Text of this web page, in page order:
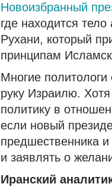
Новоизбранный
где находится
Рухани, который
принципам
Многие
руку Израилю.
политику в
если новый
предшественника
и заявлять о
Иранский